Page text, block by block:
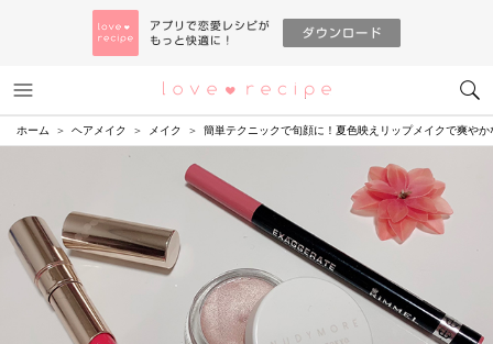
恋愛レシピ
ホーム ヘアメイク メイク 簡単テクニックで旬顔に！夏色映えリップメイクで爽や